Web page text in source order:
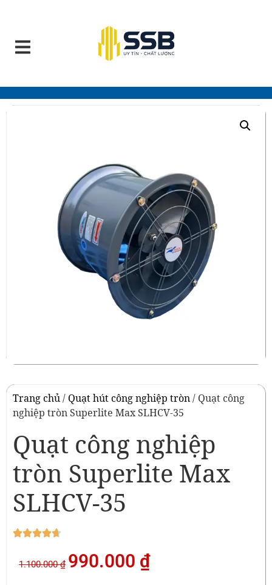
Trang chủ/ Quạt hút công nghiệp tròn/ Quạt công
nghiệp tròn Superlite Max SLHCV-35
Quạt công nghiệp
tròn Superlite Max
SLHCV-35
1.100.000₫ 990.000 ₫